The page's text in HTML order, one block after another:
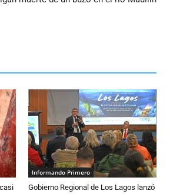
Informando Primero
Gobierno Regional de Los Lagos lanzó